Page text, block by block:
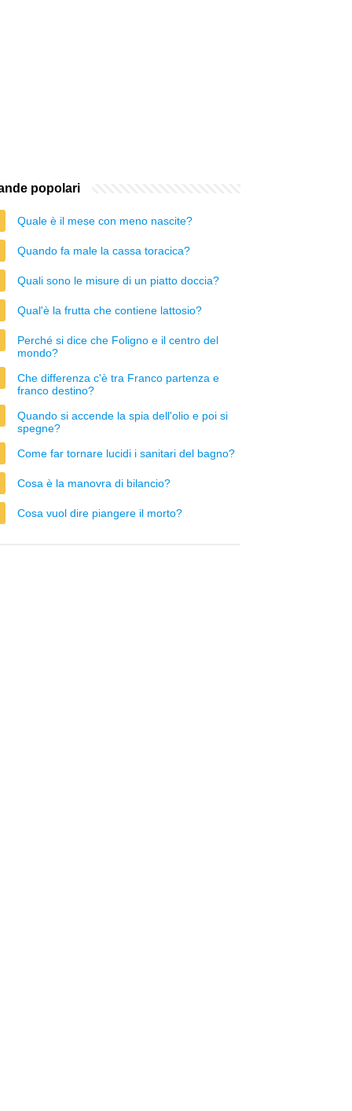
popolari
Quale è il mese con meno nascite?
Quando fa male la cassa toracica?
Quali sono le misure di un piatto doccia?
Qual'è la frutta che contiene lattosio?
Perché si dice che Foligno e il centro del
mondo?
Che differenza c'è tra Franco partenza e
franco destino?
Quando si accende la spia dell'olio e poi si
spegne?
Come far tornare lucidi i sanitari del bagno?
Cosa è la manovra di bilancio?
Cosa vuol dire piangere il morto?